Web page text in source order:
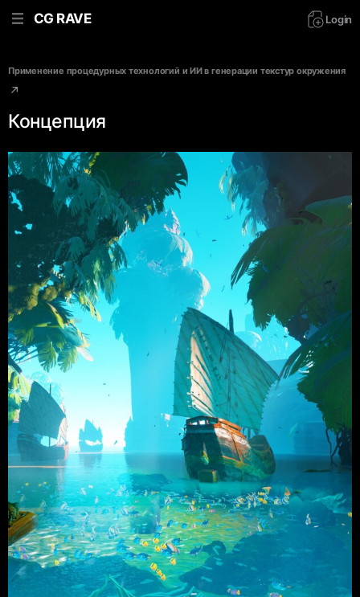
CG RAVE Login
Применение процедурных технологий и ИИ в генерации текстур окружения
Концепция